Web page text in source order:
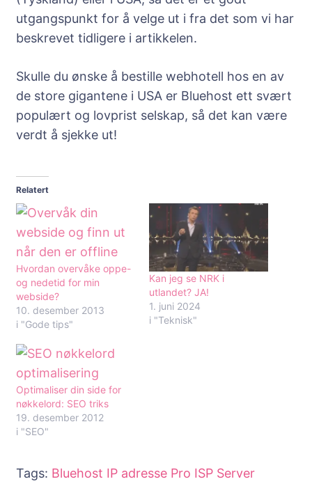
utgangspunkt for å velge ut i fra det som vi har
beskrevet tidligere i artikkelen.
Skulle du ønske å bestille webhotell hos en av
de store gigantene i USA er Bluehost ett svært
populært og lovprist selskap, så det kan være
verdt å sjekke ut!
Relatert
Hvordan overvåke oppe-
og nedetid for min
webside?
10. desember 2013
i "Gode tips"
Kan jeg se NRK i
utlandet? JA!
1. juni 2024
i "Teknisk"
Optimaliser din side for
nøkkelord: SEO triks
19. desember 2012
i "SEO"
Tags: Bluehost IP adresse Pro ISP Server